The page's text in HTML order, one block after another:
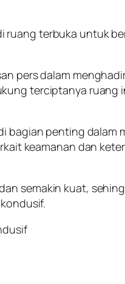
terbuka untuk
pers dalam
terciptanya ruang
bagian penting dalam
keamanan dan
semakin kuat,